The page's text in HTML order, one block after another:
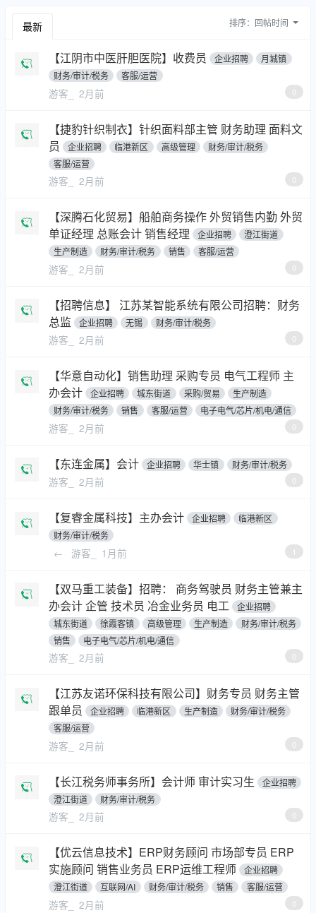
最新 排序： 回帖时间
【江阴市中医肝胆医院】收费员 企业招聘
月城镇
财务/审计/税务
客服/运营
游客_ 2月前 0
【捷豹针织制衣】针织面料部主管 财务助理 面料文
员
企业招聘 临港新区 高级管理
财务/审计/税务
客服/运营
游客_ 2月前 0
【深腾石化贸易】船舶商务操作 外贸销售内勤 外贸
单证经理 总账会计 销售经理
企业招聘
澄江街道
生产制造
财务/审计/税务 销售 客服/运营
游客_ 2月前 0
【招聘信息】 江苏某智能系统有限公司招聘：财务
总监
企业招聘 无锡 财务/审计/税务
游客_ 2月前 0
【华意自动化】销售助理 采购专员 电气工程师 主
办会计
企业招聘 城东街道 采购/贸易
生产制造
财务/审计/税务
销售 客服/运营 电子电气/芯片/机电/通信
游客_ 2月前 0
【东连金属】会计 企业招聘 华士镇 财务/审计/税务
游客_ 2月前 0
【复睿金属科技】主办会计 企业招聘
临港新区
财务/审计/税务
← 游客_ 1月前 1
【双马重工装备】招聘： 商务驾驶员 财务主管兼主
办会计 企管 技术员 冶金业务员 电工
企业招聘
城东街道
徐霞客镇 高级管理 生产制造
财务/审计/税务
销售
电子电气/芯片/机电/通信
游客_ 2月前 0
【江苏友诺环保科技有限公司】财务专员 财务主管
跟单员
企业招聘 临港新区 生产制造
财务/审计/税务
客服/运营
游客_ 2月前 0
【长江税务师事务所】会计师 审计实习生
企业招聘
澄江街道
财务/审计/税务
游客_ 2月前 0
【优云信息技术】ERP财务顾问 市场部专员 ERP
实施顾问 销售业务员 ERP运维工程师
企业招聘
澄江街道
互联网/AI 财务/审计/税务 销售 客服/运营
游客_ 2月前 0